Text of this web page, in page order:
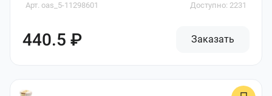
Арт. oas_5-11298601 Доступно: 2231
440.5 ₽ Заказать